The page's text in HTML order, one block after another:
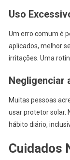
Uso
Um erro comum é
aplicados, melhor
irritações. Uma
Negligenciar
Muitas pessoas
usar protetor solar.
hábito diário,
Cuidados